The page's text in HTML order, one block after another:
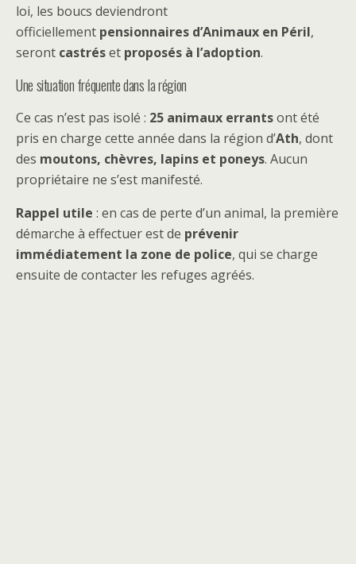
loi, les boucs deviendront
officiellement pensionnaires d’Animaux en Péril,
seront castréset proposés à l’adoption.
Une situation fréquente dans la région
Ce cas n’est pas isolé : 25 animaux errantsont été
pris en charge cette année dans la région d’Ath, dont
des moutons, chèvres, lapins et poneys. Aucun
propriétaire ne s’est manifesté.
Rappel utile : en cas de perte d’un animal, la première
démarche à effectuer est de prévenir
immédiatement la zone de police, qui se charge
ensuite de contacter les refuges agréés.